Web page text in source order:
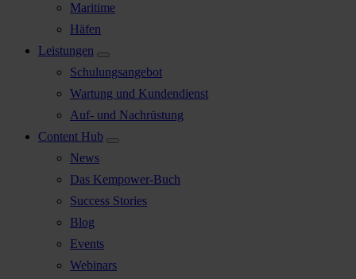
Maritime
Häfen
Leistungen
Schulungsangebot
Wartung und Kundendienst
Auf- und Nachrüstung
Content Hub
News
Das Kempower-Buch
Success Stories
Blog
Events
Webinars